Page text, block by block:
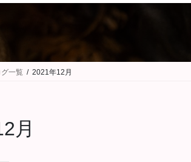
一覧 2021年12月
月